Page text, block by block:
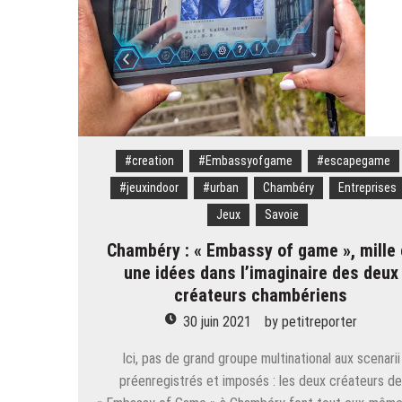
#creation #Embassyofgame
#escapegame
#jeuxindoor
#urban Chambéry
Entreprises
Jeux
Savoie
Chambéry : « Embassy of game », mille
une idées dans l’imaginaire des deux
créateurs chambériens
30 juin 2021 by petitreporter
Ici, pas de grand groupe multinational aux scenarii
préenregistrés et imposés : les deux créateurs de